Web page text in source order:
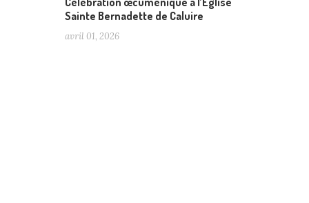
Sainte Bernadette de Caluire
avril 01, 2026